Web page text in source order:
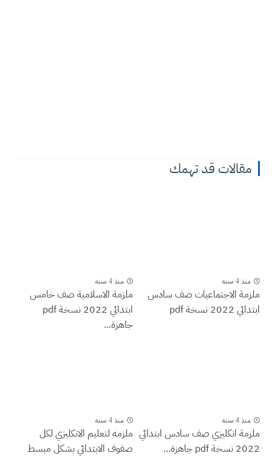
مقالات قد تهمك
منذ 4 سنة
ملزمة الاجتماعيات صف سادس
ابتدائي 2022 نسخة pdf
منذ 4 سنة
ملزمة الاسلامية صف خامس
ابتدائي 2022 نسخة pdf
جاهزة...
منذ 4 سنة
ملزمة انكليزي صف سادس ابتدائي
2022 نسخة pdf جاهزة...
منذ 4 سنة
ملزمه لتعليم الانكليزي لكل
صفوف الابتدائي بشكل مبسط